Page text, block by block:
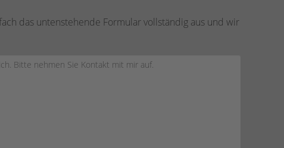
das untenstehende Formular vollständig aus und wir